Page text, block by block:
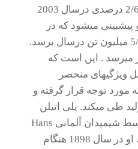
میلیون تن بود که با رشد 2/6 درصدی درسال 2003
و پیشبینی میشود که در
سال 2008 این رقم به 5/19 میلیون تن درسال برسد.
میرسد . این است که
ویژگیهای منحصر
توجه قرار گرفته و
طی میکند. پلی اتیلن
اولین بار بطور اتفاقی توسط شیمیدان آلمانی Hans
Von Pechmanv سنتز شد. او در سال 1898 هنگام